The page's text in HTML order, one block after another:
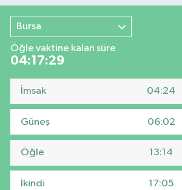
Bursa
Öğle vaktine kalan süre
04:17:28
İmsak 04:24
Güneş 06:02
Öğle 13:14
İkindi 17:05